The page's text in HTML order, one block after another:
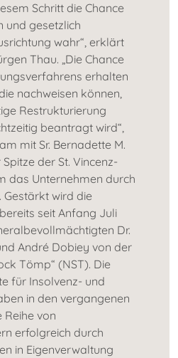
Schritt die Chance
und gesetzlich
wahr“, erklärt
Thau. „Die Chance
erhalten
nachweisen können,
Restrukturierung
beantragt wird“,
mit Sr. Bernadette M.
der St. Vincenz-
das Unternehmen durch
Gestärkt wird die
seit Anfang Juli
Dr.
André Dobiey von der
Tömp“ (NST). Die
für Insolvenz- und
in den vergangenen
Reihe von
erfolgreich durch
in Eigenverwaltung